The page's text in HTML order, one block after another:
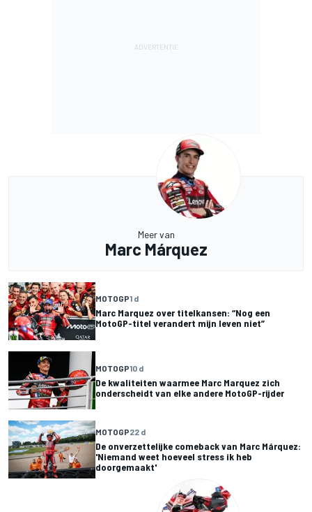
Meer van
Marc Márquez
MOTOGP1 d
Marc Marquez over titelkansen: “Nog een
MotoGP-titel verandert mijn leven niet”
MOTOGP10 d
De kwaliteiten waarmee Marc Marquez zich
onderscheidt van elke andere MotoGP-rijder
MOTOGP22 d
De onverzettelijke comeback van Marc Márquez:
'Niemand weet hoeveel stress ik heb
doorgemaakt'